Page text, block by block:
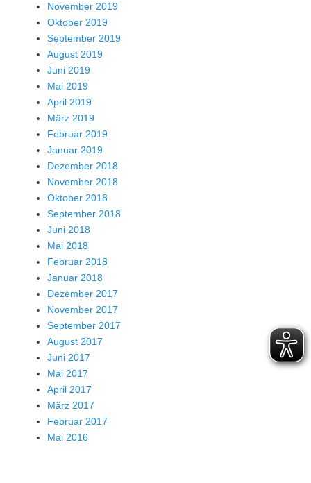
November 2019
Oktober 2019
September 2019
August 2019
Juni 2019
Mai 2019
April 2019
März 2019
Februar 2019
Januar 2019
Dezember 2018
November 2018
Oktober 2018
September 2018
Juni 2018
Mai 2018
Februar 2018
Januar 2018
Dezember 2017
November 2017
September 2017
August 2017
Juni 2017
Mai 2017
April 2017
März 2017
Februar 2017
Mai 2016